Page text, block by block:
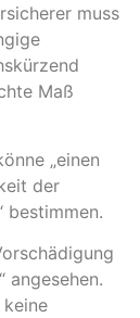
muss
Maß
„einen
der
bestimmen.
angesehen.